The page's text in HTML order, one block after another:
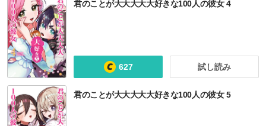
君のことが大大大大大好きな100人の彼女 4
627 試し読み
君のことが大大大大大好きな100人の彼女 5